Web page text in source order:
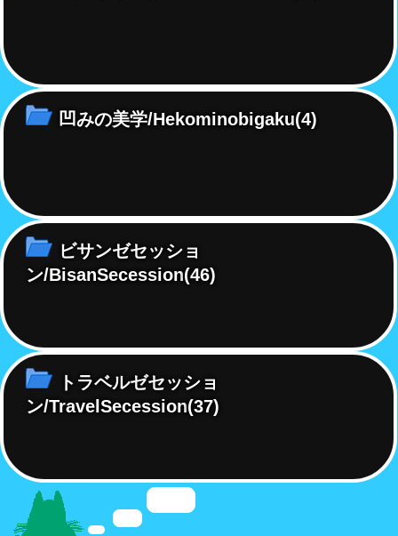
凹みの美学/Hekominobigaku(4)
ビサンゼセッショ
ン/BisanSecession(46)
トラベルゼセッショ
ン/TravelSecession(37)